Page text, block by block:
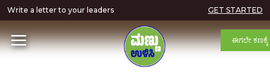
Write a letter to your leaders GET STARTED
ಈಗಲೇ ಕಣಕ್ಕೆ